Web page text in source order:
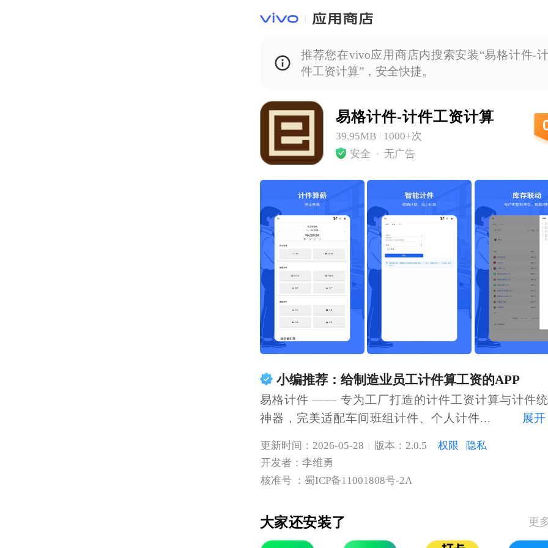
推荐您在vivo应用商店内搜索安装“易格计件-计
件工资计算”，安全快捷。
易格计件-计件工资计算
39.95MB
1000+次
安全
无广告
小编推荐：给制造业员工计件算工资的APP
易格计件 —— 专为工厂打造的计件工资计算与计件
神器，完美适配车间班组计件、个人计件...
展开
更新时间：2026-05-28 版本：2.0.5 权限
隐私
开发者：李维勇
核准号 ：蜀ICP备11001808号-2A
大家还安装了 更